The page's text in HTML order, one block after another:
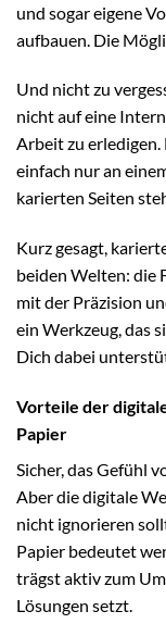
und sogar eigene
aufbauen. Die
Und nicht zu
nicht auf eine
Arbeit zu erledigen.
einfach nur an
karierten Seiten
Kurz gesagt,
beiden Welten:
mit der Präzision
ein Werkzeug, das
Dich dabei
Vorteile der
Papier
Sicher, das Gefühl
Aber die digitale
nicht ignorieren
Papier bedeutet
trägst aktiv zum
Lösungen setzt.